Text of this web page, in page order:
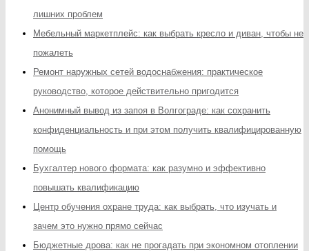
лишних проблем
Мебельный маркетплейс: как выбрать кресло и диван, чтобы не
пожалеть
Ремонт наружных сетей водоснабжения: практическое
руководство, которое действительно пригодится
Анонимный вывод из запоя в Волгограде: как сохранить
конфиденциальность и при этом получить квалифицированную
помощь
Бухгалтер нового формата: как разумно и эффективно
повышать квалификацию
Центр обучения охране труда: как выбрать, что изучать и
зачем это нужно прямо сейчас
Бюджетные дрова: как не прогадать при экономном отоплении